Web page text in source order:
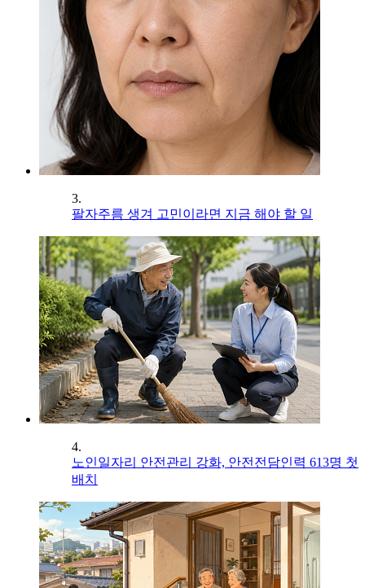
3.
팔자주름 생겨 고민이라면 지금 해야 할 일
4.
노인일자리 안전관리 강화, 안전전담인력 613명 첫
배치